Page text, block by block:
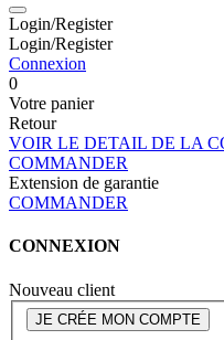
Login/Register
Login/Register
Connexion
0
Votre panier
Retour
VOIR LE DETAIL DE LA
COMMANDER
Extension de garantie
COMMANDER
CONNEXION
Nouveau client
JE CRÉE MON COMPTE